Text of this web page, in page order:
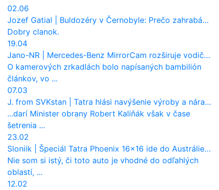
02.06
Jozef Gatial
Buldozéry v Černobyle: Prečo zahrabávali Červený les pod zem?
Dobry clanok.
19.04
Jano-NR
Mercedes-Benz MirrorCam rozširuje vodičovi výhľad a uberá autobusom odpor vzduchu
O kamerových zrkadlách bolo napísaných bambilión
článkov, vo ...
07.03
J. from SVKstan
Tatra hlási navýšenie výroby a nárast tržieb. Ktorí odberatelia sú kľúčoví?
...darí Minister obrany Robert Kaliňák však v čase
šetrenia ...
23.02
Sloniik
Špeciál Tatra Phoenix 16×16 ide do Austrálie. Na čo bude slúžiť?
Nie som si istý, či toto auto je vhodné do odľahlých
oblastí, ...
12.02